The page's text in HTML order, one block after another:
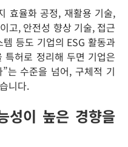
효율화 공정, 재활용 기술,
고, 안전성 향상 기술, 접근
등도 기업의 ESG 활동과
특허로 정리해 두면 기업은
는 수준을 넘어, 구체적 기
니다.
성이 높은 경향을